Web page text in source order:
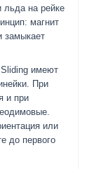
льда на рейке
магнит
замыкает
Sliding имеют
При
и при
или
до первого